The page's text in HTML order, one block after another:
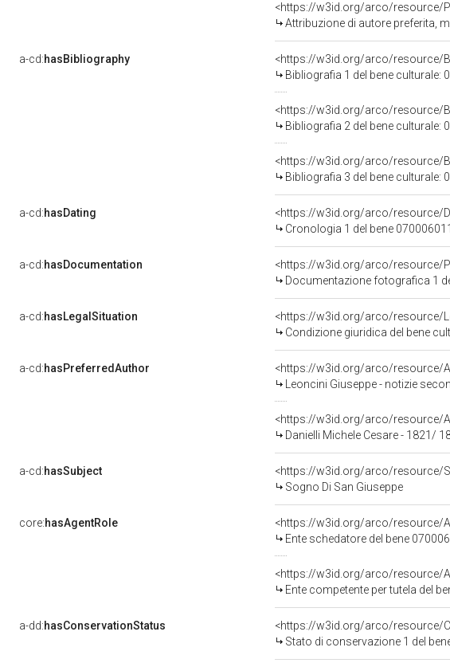
<https://w3id.org/arco/resource/
Attribuzione di autore preferita,
a-cd:hasBibliography
<https://w3id.org/arco/resource/
Bibliografia 1 del bene culturale:
<https://w3id.org/arco/resource/
Bibliografia 2 del bene culturale:
<https://w3id.org/arco/resource/
Bibliografia 3 del bene culturale:
a-cd:hasDating
<https://w3id.org/arco/resource/
Cronologia 1 del bene
a-cd:hasDocumentation
<https://w3id.org/arco/resource/
Documentazione fotografica 1
a-cd:hasLegalSituation
<https://w3id.org/arco/resource/
Condizione giuridica del bene
a-cd:hasPreferredAuthor
<https://w3id.org/arco/resource/
Leoncini Giuseppe - notizie
<https://w3id.org/arco/resource/
Danielli Michele Cesare - 1821/
a-cd:hasSubject
<https://w3id.org/arco/resource/
Sogno Di San Giuseppe
core:hasAgentRole
<https://w3id.org/arco/resource/
Ente schedatore del bene
<https://w3id.org/arco/resource/
Ente competente per tutela del
a-dd:hasConservationStatus
<https://w3id.org/arco/resource/
Stato di conservazione 1 del